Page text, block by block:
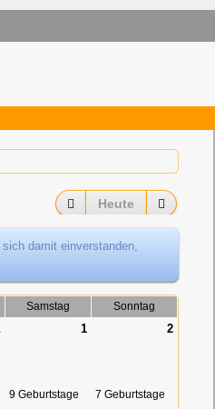
Heute
damit einverstanden,
Samstag Sonntag
1
9 Geburtstage
2
7 Geburtstage